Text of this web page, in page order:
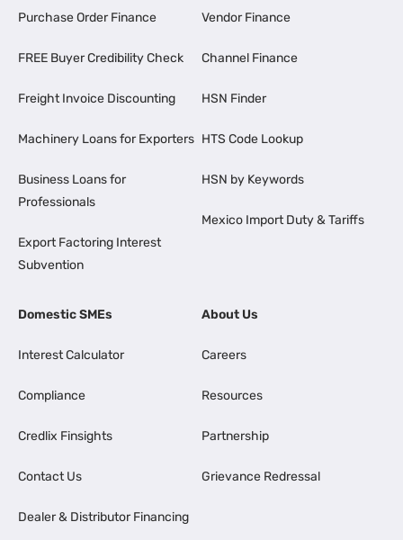
Purchase Order Finance
FREE Buyer Credibility Check
Freight Invoice Discounting
Machinery Loans for Exporters
Business Loans for
Professionals
Export Factoring Interest
Subvention
Vendor Finance
Channel Finance
HSN Finder
HTS Code Lookup
HSN by Keywords
Mexico Import Duty & Tariffs
Domestic SMEs
Interest Calculator
Compliance
Credlix Finsights
Contact Us
Dealer & Distributor Financing
About Us
Careers
Resources
Partnership
Grievance Redressal